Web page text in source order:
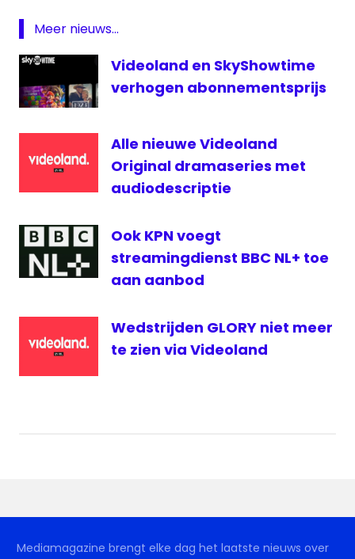
Meer nieuws...
Videoland en SkyShowtime
verhogen abonnementsprijs
Alle nieuwe Videoland
Original dramaseries met
audiodescriptie
Ook KPN voegt
streamingdienst BBC NL+ toe
aan aanbod
Wedstrijden GLORY niet meer
te zien via Videoland
Mediamagazine brengt elke dag het laatste nieuws over